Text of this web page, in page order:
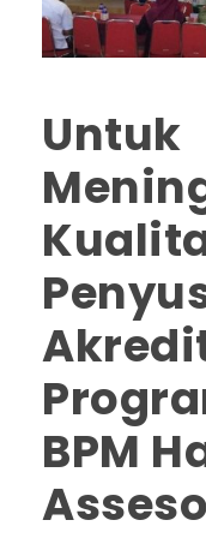
Untuk
BPM